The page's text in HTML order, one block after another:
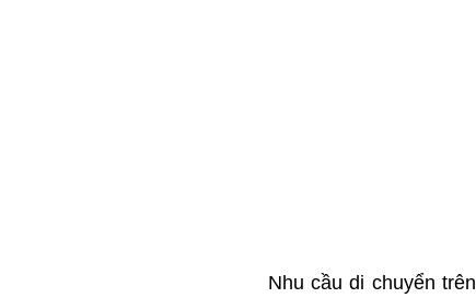
Nhu cầu di chuyển